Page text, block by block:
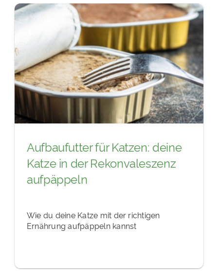
Aufbaufutter für Katzen: deine
Katze in der Rekonvaleszenz
aufpäppeln
Wie du deine Katze mit der richtigen
Ernährung aufpäppeln kannst